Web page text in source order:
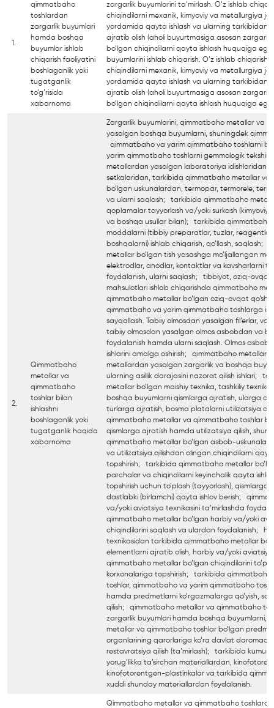
1.
qimmatbaho
toshlardan
zargarlik buyumlari
hamda boshqa
buyumlar ishlab
chiqarish faoliyatini
boshlaganlik yoki
tugatganlik
to’g’risida
xabarnoma
zargarlik buyumlarini ta’mirlash. O’z ishlab
chiqindilarni mexanik, kimyoviy va metallurgiya
yordamida qayta ishlash va ularning tarkibidan
ajratib olish (aholi buyurtmasiga asosan zargarlik
bo’lgan chiqindilarni qayta ishlash huquqiga
buyumlarini ishlab chiqarish. O’z ishlab
chiqindilarni mexanik, kimyoviy va metallurgiya
yordamida qayta ishlash va ularning tarkibidan
ajratib olish (aholi buyurtmasiga asosan zargarlik
bo’lgan chiqindilarni qayta ishlash huquqiga ega
2.
Qimmatbaho
metallar va
qimmatbaho
toshlar bilan
ishlashni
boshlaganlik yoki
tugatganlik haqida
xabarnoma
Zargarlik buyumlarini, qimmatbaho metallar va
yasalgan boshqa buyumlarni, shuningdek
qimmatbaho va yarim qimmatbaho toshlarni
yarim qimmatbaho toshlarni gemmologik
metallardan yasalgan laboratoriya idishlaridan,
setkalaridan, tarkibida qimmatbaho metallar va
bo’lgan uskunalardan, termopar, termorele,
va ularni saqlash; tarkibida qimmatbaho
qoplamalar tayyorlash va/yoki surkash (kimyoviy,
va boshqa usullar bilan); tarkibida qimmatbaho
moddalarni (tibbiy preparatlar, tuzlar, reagentlar,
boshqalarni) ishlab chiqarish, qo’llash, saqlash;
metallar bo’lgan tish yasashga mo’ljallangan
elektrodlar, anodlar, kontaktlar va kavsharlarni
foydalanish, ularni saqlash; tibbiyot, oziq-
mahsulotlari ishlab chiqarishda qimmatbaho
qimmatbaho metallar bo’lgan oziq-ovqat
qimmatbaho va yarim qimmatbaho toshlarga
sayqallash. Tabiiy olmosdan yasalgan fil’erlar,
tabiiy olmosdan yasalgan olmos asbobdan va
foydalanish hamda ularni saqlash. Olmos
ishlarini amalga oshirish; qimmatbaho
metallardan yasalgan zargarlik va boshqa
ularning asillik darajasini nazorat qilish ishlari;
metallar bo’lgan maishiy texnika, tashkiliy
boshqa buyumlarni qismlarga ajratish, ularga
turlarga ajratish, bosma platalarni utilizatsiya
qimmatbaho metallar va qimmatbaho toshlar
qismlarga ajratish hamda utilizatsiya qilish,
qimmatbaho metallar bo’lgan asbob-
va utilizatsiya qilishdan olingan chiqindilarni
topshirish; tarkibida qimmatbaho metallar
parchalar va chiqindilarni keyinchalik qayta
topshirish uchun to’plash (tayyorlash), qismlarga
dastlabki (birlamchi) qayta ishlov berish;
va/yoki aviatsiya texnikasini ta’mirlashda
qimmatbaho metallar bo’lgan harbiy va/yoki
chiqindilarini saqlash va ulardan foydalanish;
texnikasidan tarkibida qimmatbaho metallar
elementlarni ajratib olish, harbiy va/yoki
qimmatbaho metallar bo’lgan chiqindilarini
korxonalariga topshirish; tarkibida
toshlar, qimmatbaho va yarim qimmatbaho
hamda predmetlarni ko’rgazmalarga qo’yish,
qilish; qimmatbaho metallar va qimmatbaho
zargarlik buyumlari hamda boshqa buyumlarni,
metallar va qimmatbaho toshlar bo’lgan
organlarining qarorlariga ko’ra davlat
restavratsiya qilish (ta’mirlash); tarkibida
yorug’likka ta’sirchan materiallardan,
kinofotorentgen-plastinkalar va tarkibida
xuddi shunday materiallardan foydalanish.
Qimmatbaho metallar va qimmatbaho